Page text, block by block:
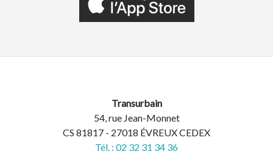
Transurbain
54, rue Jean-Monnet
CS 81817 - 27018 ÉVREUX CEDEX
Tél. : 02 32 31 34 36